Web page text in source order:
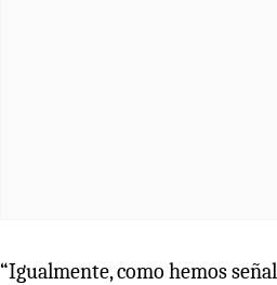
“Igualmente, como hemos